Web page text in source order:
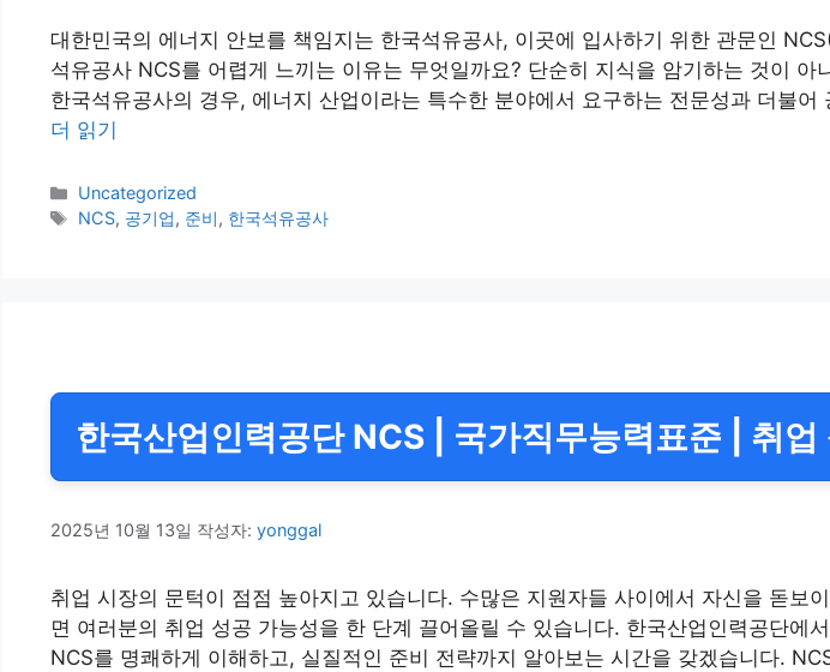
대한민국의 에너지 안보를 책임지는 한국석유공사, 이곳에 입사하기 위한 관문인
석유공사 NCS를 어렵게 느끼는 이유는 무엇일까요? 단순히 지식을 암기하는 것이
한국석유공사의 경우, 에너지 산업이라는 특수한 분야에서 요구하는 전문성과 더불
더 읽기
카
테
Uncategorized
태
NCS, 공기업, 준비, 한국석유공사
한국산업인력공단 NCS | 국가직무능력표준 | 취업
2025년 10월 13일 작성자: yonggal
취업 시장의 문턱이 점점 높아지고 있습니다. 수많은 지원자들 사이에서 자신을 돋보
면 여러분의 취업 성공 가능성을 한 단계 끌어올릴 수 있습니다. 한국산업인력공단
NCS를 명쾌하게 이해하고, 실질적인 준비 전략까지 알아보는 시간을 갖겠습니다.